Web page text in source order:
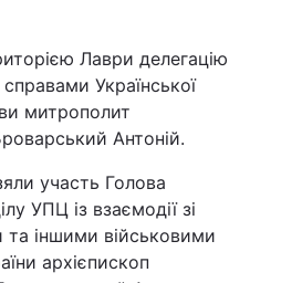
Туризм
Погода
Регіони
Лаври делегацію
Української
митрополит
Антоній.
участь Голова
УПЦ із взаємодії зі
іншими військовими
архієпископ